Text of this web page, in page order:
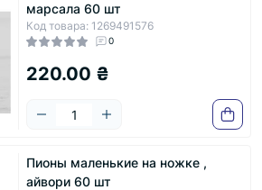
марсала 60 шт
Код товара: 1269491576
0
220.00 ₴
Пионы маленькие на ножке ,
айвори 60 шт